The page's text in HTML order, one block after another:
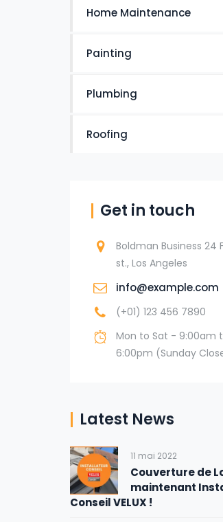
Home Maintenance
Painting
Plumbing
Roofing
Get in touch
Boldman Business 24
st., Los Angeles
info@example.com
(+01) 123 456 7890
Mon to Sat - 9:00am
6:00pm (Sunday
Latest News
11 mai 2022
Couverture de
maintenant
Conseil VELUX !